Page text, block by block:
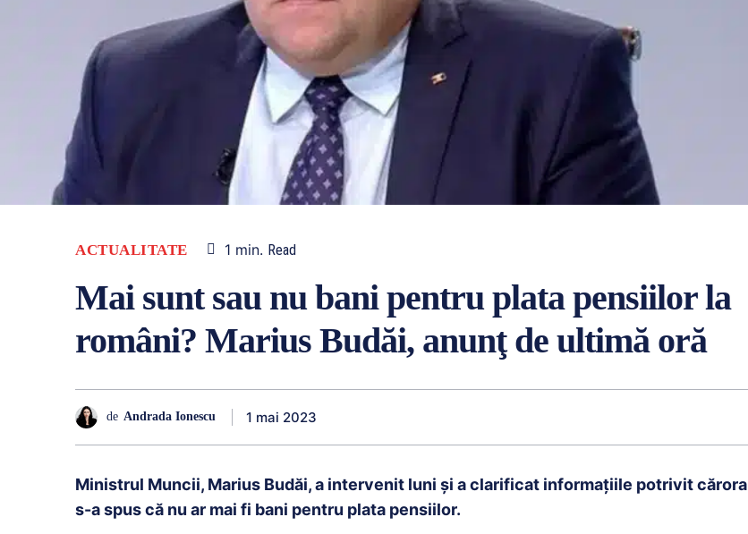
ACTUALITATE 1 min. Read
Mai sunt sau nu bani pentru plata pensiilor la
români? Marius Budăi, anunţ de ultimă oră
de Andrada Ionescu 1 mai 2023
Ministrul Muncii, Marius Budăi, a intervenit luni şi a clarificat informaţiile potrivit cărora
s-a spus că nu ar mai fi bani pentru plata pensiilor.